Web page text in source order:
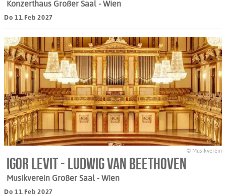
Konzerthaus Großer Saal - Wien
Do 11.Feb 2027
© Musikverein
Igor Levit - Ludwig van Beethoven
Musikverein Großer Saal - Wien
Do 11.Feb 2027